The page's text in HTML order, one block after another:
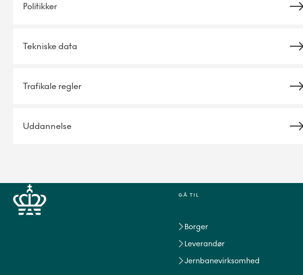
Politikker
Tekniske data
Trafikale regler
Uddannelse
GÅ TIL
Borger
Leverandør
Jernbanevirksomhed